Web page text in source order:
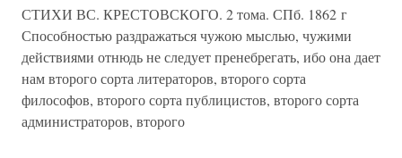
СТИХИ ВС. КРЕСТОВСКОГО. 2 тома. СПб. 1862 г
Способностью раздражаться чужою мыслью, чужими
действиями отнюдь не следует пренебрегать, ибо она дает
нам второго сорта литераторов, второго сорта
философов, второго сорта публицистов, второго сорта
администраторов, второго